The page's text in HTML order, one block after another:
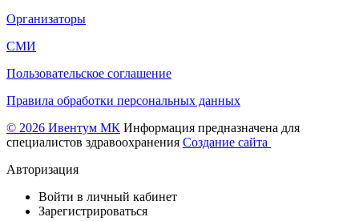
Организаторы
СМИ
Пользовательское соглашение
Правила обработки персональных данных
© 2026 Ивентум МК Информация предназначена для
специалистов здравоохранения Создание сайта
Авторизация
Войти в личный кабинет
Зарегистрироваться